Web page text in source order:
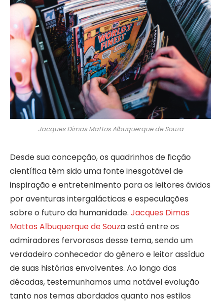
Jacques Dimas Mattos Albuquerque de Souza
Desde sua concepção, os quadrinhos de ficção
científica têm sido uma fonte inesgotável de
inspiração e entretenimento para os leitores ávidos
por aventuras intergalácticas e especulações
sobre o futuro da humanidade. Jacques Dimas
Mattos Albuquerque de Souza está entre os
admiradores fervorosos desse tema, sendo um
verdadeiro conhecedor do gênero e leitor assíduo
de suas histórias envolventes. Ao longo das
décadas, testemunhamos uma notável evolução
tanto nos temas abordados quanto nos estilos